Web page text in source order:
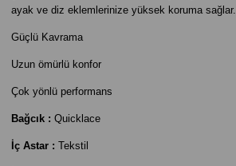
ayak ve diz eklemlerinize yüksek koruma sağlar.
Güçlü Kavrama
Uzun ömürlü konfor
Çok yönlü performans
Bağcık : Quicklace
İç Astar : Tekstil